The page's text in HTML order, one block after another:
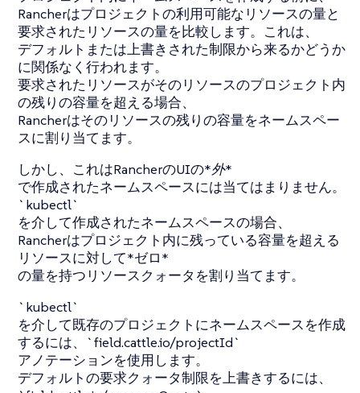
Rancherはプロジェクトの利用可能なリソースの量と
要求されたリソースの量を比較します。これは、
デフォルトまたは上書きされた制限から来るかどうか
に関係なく行われます。
要求されたリソースがそのリソースのプロジェクト内
の残りの容量を超える場合、
Rancherはそのリソースの残りの容量をネームスペー
スに割り当てます。
しかし、これはRancherのUIの*外*
で作成されたネームスペースには当てはまりません。
`kubectl`
を介して作成されたネームスペースの場合、
Rancherはプロジェクト内に残っている容量を超える
リソースに対して*ゼロ*
の量を持つリソースクォータを割り当てます。
`kubectl`
を介して既存のプロジェクトにネームスペースを作成
するには、`field.cattle.io/projectId`
アノテーションを使用します。
デフォルトの要求クォータ制限を上書きするには、